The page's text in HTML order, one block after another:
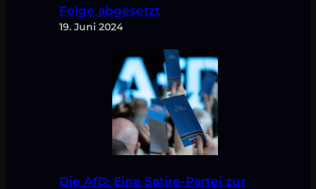
Folge abgesetzt
19. Juni 2024
Die AfD: Eine Satire-Partei zur